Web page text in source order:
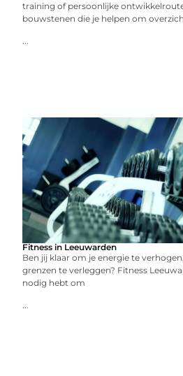
training of persoonlijke
bouwstenen die je helpen om
...
Fitness in Leeuwarden
Ben jij klaar om je energie te
grenzen te verleggen? Fitness
nodig hebt om
...